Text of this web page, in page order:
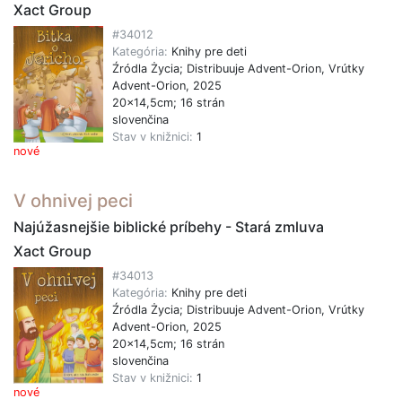
Xact Group
nové
#34012
Kategória: Knihy pre deti
Źródla Życia; Distribuuje Advent-Orion, Vrútky
Advent-Orion, 2025
20x14,5cm; 16 strán
slovenčina
Stav v knižnici: 1
V ohnivej peci
Najúžasnejšie biblické príbehy - Stará zmluva
Xact Group
nové
#34013
Kategória: Knihy pre deti
Źródla Życia; Distribuuje Advent-Orion, Vrútky
Advent-Orion, 2025
20x14,5cm; 16 strán
slovenčina
Stav v knižnici: 1